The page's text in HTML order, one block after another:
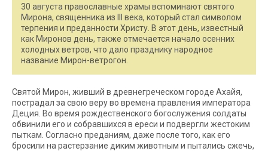
30 августа православные храмы вспоминают святого
Мирона, священника из III века, который стал символом
терпения и преданности Христу. В этот день, известный
как Миронов день, также отмечается начало осенних
холодных ветров, что дало празднику народное
название Мирон-ветрогон.
Святой Мирон, живший в древнегреческом городе Ахайя,
пострадал за свою веру во времена правления императора
Деция. Во время рождественского богослужения солдаты
обвинили его и собравшихся в ереси и подвергли жестоким
пыткам. Согласно преданиям, даже после того, как его
бросили на растерзание диким животным и пытались сжечь,